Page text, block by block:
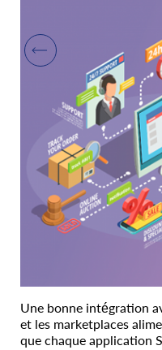
Une bonne intégration
et les marketplaces
que chaque application